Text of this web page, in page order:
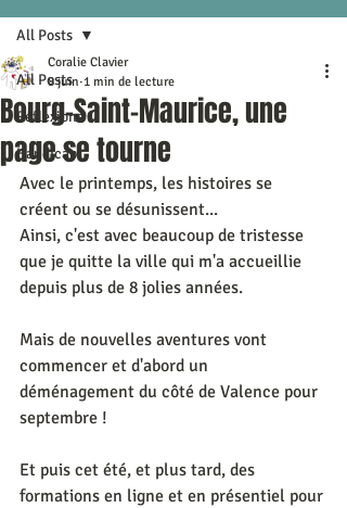
All Posts
Réflexions
Handicap
All Posts
Bourg-Saint-Maurice, une
page se tourne
Coralie Clavier
8 juin 1 min de lecture
Avec le printemps, les histoires se
créent ou se désunissent...
Ainsi, c'est avec beaucoup de tristesse
que je quitte la ville qui m'a accueillie
depuis plus de 8 jolies années.
Mais de nouvelles aventures vont
commencer et d'abord un
déménagement du côté de Valence pour
septembre !
Et puis cet été, et plus tard, des
formations en ligne et en présentiel pour